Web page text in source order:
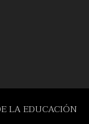
LA EDUCACIÓN